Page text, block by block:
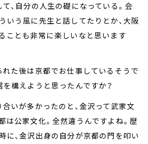
て、自分の人生の礎になっている。会
いう風に先生と話してたりとか、大阪
ことも非常に楽しいなと思います
れた後は京都でお仕事しているそうで
を構えようと思ったんですか？
合いが多かったのと、金沢って武家文
は公家文化。全然違うんですよね。歴
に、金沢出身の自分が京都の門を叩い